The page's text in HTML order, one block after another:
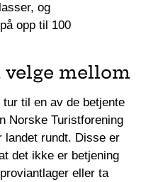
og
opp til 100
velge mellom
til en av de betjente
Norske Turistforening
landet rundt. Disse er
det ikke er betjening
eller ta